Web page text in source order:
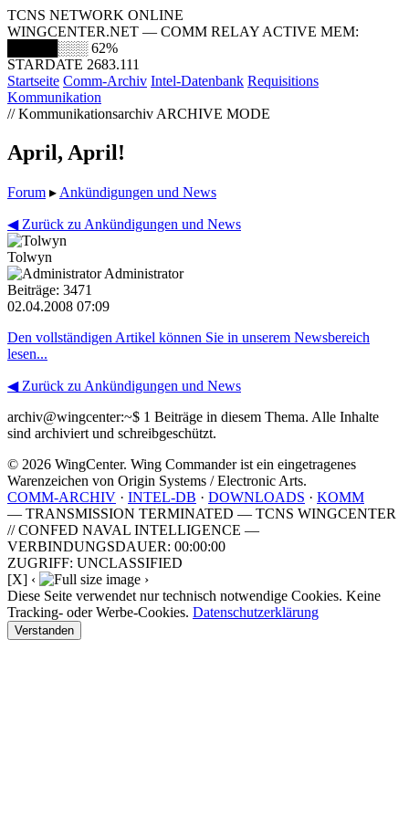
TCNS NETWORK ONLINE
WINGCENTER.NET — COMM RELAY ACTIVE MEM:
█████░░░ 62%
STARDATE 2683.111
Startseite Comm-Archiv Intel-Datenbank Requisitions
Kommunikation
// Kommunikationsarchiv ARCHIVE MODE
April, April!
Forum ▸ Ankündigungen und News
◀ Zurück zu Ankündigungen und News
Tolwyn
Administrator
Beiträge: 3471
02.04.2008 07:09
Den vollständigen Artikel können Sie in unserem Newsbereich
lesen...
◀ Zurück zu Ankündigungen und News
archiv@wingcenter:~$ 1 Beiträge in diesem Thema. Alle Inhalte
sind archiviert und schreibgeschützt.
© 2026 WingCenter. Wing Commander ist ein eingetragenes
Warenzeichen von Origin Systems / Electronic Arts.
COMM-ARCHIV · INTEL-DB · DOWNLOADS · KOMM
— TRANSMISSION TERMINATED — TCNS WINGCENTER
// CONFED NAVAL INTELLIGENCE —
VERBINDUNGSDAUER: 00:00:00
ZUGRIFF: UNCLASSIFIED
[X] ‹
›
Diese Seite verwendet nur technisch notwendige Cookies. Keine
Tracking- oder Werbe-Cookies. Datenschutzerklärung
Verstanden